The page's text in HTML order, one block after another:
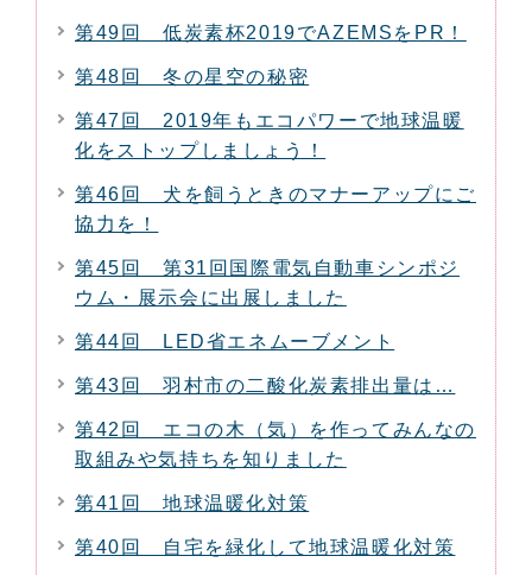
第49回 低炭素杯2019でAZEMSをPR！
第48回 冬の星空の秘密
第47回 2019年もエコパワーで地球温暖
化をストップしましょう！
第46回 犬を飼うときのマナーアップにご
協力を！
第45回 第31回国際電気自動車シンポジ
ウム・展示会に出展しました
第44回 LED省エネムーブメント
第43回 羽村市の二酸化炭素排出量は…
第42回 エコの木（気）を作ってみんなの
取組みや気持ちを知りました
第41回 地球温暖化対策
第40回 自宅を緑化して地球温暖化対策